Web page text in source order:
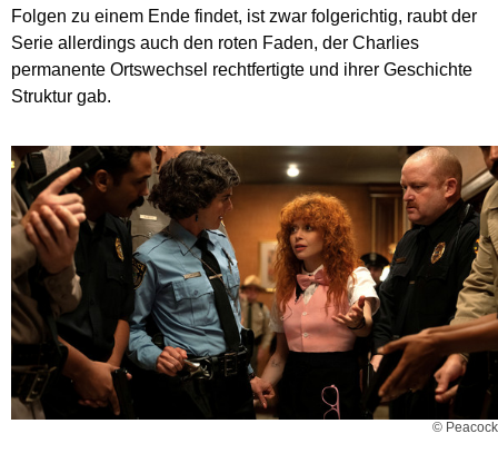
Folgen zu einem Ende findet, ist zwar folgerichtig, raubt der
Serie allerdings auch den roten Faden, der Charlies
permanente Ortswechsel rechtfertigte und ihrer Geschichte
Struktur gab.
© Peacock